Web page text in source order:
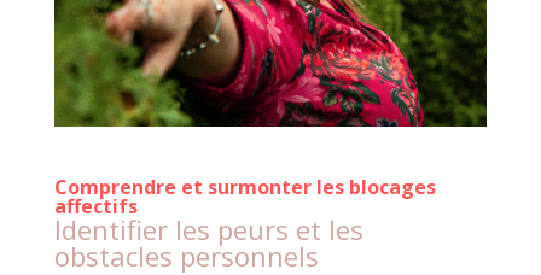
Comprendre et surmonter les blocages
affectifs
Identifier les peurs et les
obstacles personnels